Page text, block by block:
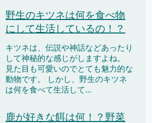
野生のキツネは何を食べ物
にして生活しているの！？
キツネは、伝説や神話などあったり
して神秘的な感じがしますよね。
見た目も可愛いのでとても魅力的な
動物です。 しかし、野生のキツネ
は何を食べて生活して...
鹿が好きな餌は何！？野菜